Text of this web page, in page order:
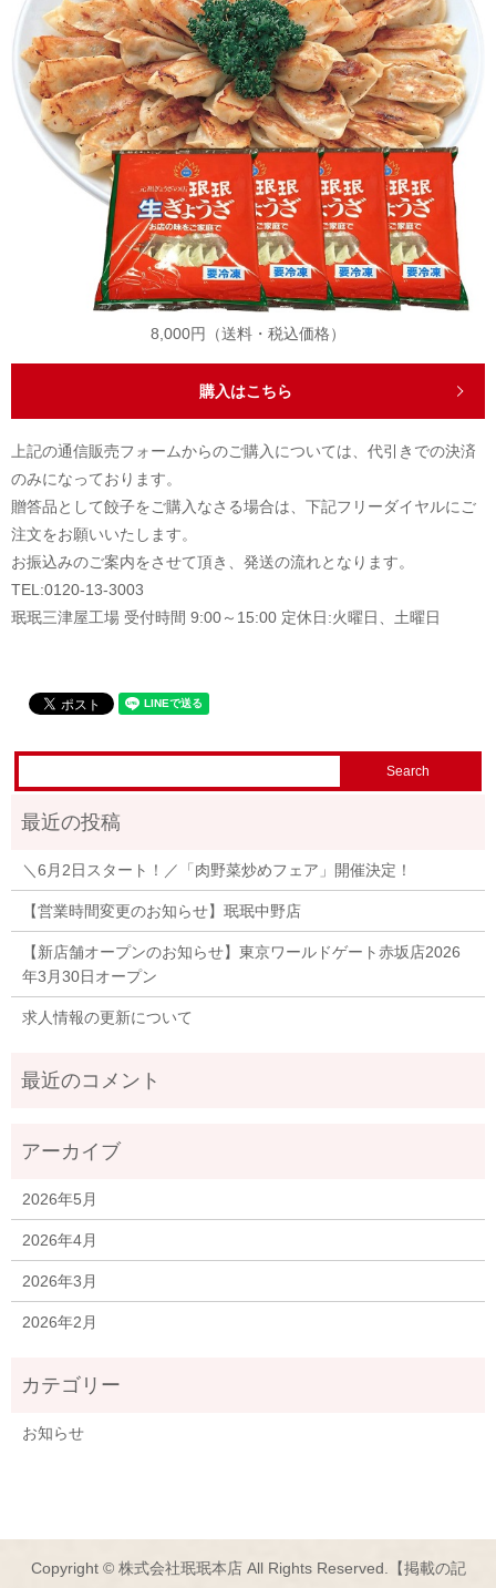
8,000円（送料・税込価格）
購入はこちら
上記の通信販売フォームからのご購入については、代引きでの決済
のみになっております。
贈答品として餃子をご購入なさる場合は、下記フリーダイヤルにご
注文をお願いいたします。
お振込みのご案内をさせて頂き、発送の流れとなります。
TEL:0120-13-3003
珉珉三津屋工場 受付時間 9:00～15:00 定休日:火曜日、土曜日
＼6月2日スタート！／「肉野菜炒めフェア」開催決定！
【営業時間変更のお知らせ】珉珉中野店
【新店舗オープンのお知らせ】東京ワールドゲート赤坂店2026
年3月30日オープン
求人情報の更新について
2026年5月
2026年4月
2026年3月
2026年2月
お知らせ
Copyright © 株式会社珉珉本店 All Rights Reserved.【掲載の記